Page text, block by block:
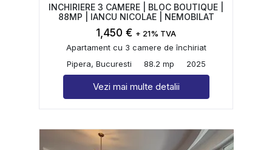
INCHIRIERE 3 CAMERE | BLOC BOUTIQUE |
88MP | IANCU NICOLAE | NEMOBILAT
1,450 € + 21% TVA
Apartament cu 3 camere de închiriat
Pipera, Bucuresti
88.2 mp 2025
Vezi mai multe detalii